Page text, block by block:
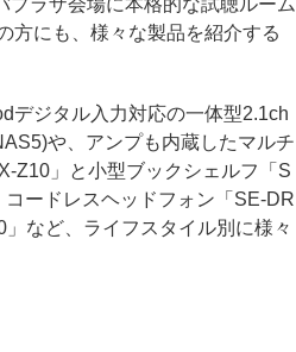
プラザ会場に本格的な試聴ルーム
方にも、様々な製品を紹介する
ジタル入力対応の一体型2.1ch
や、アンプも内蔵したマルチ
Z10」と小型ブックシェルフ「S
ードレスヘッドフォン「SE-DR
など、ライフスタイル別に様々